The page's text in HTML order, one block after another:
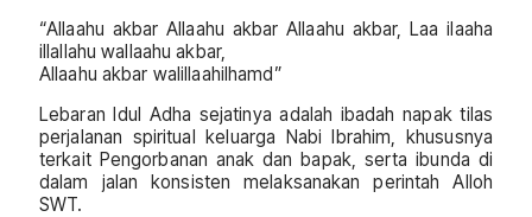
“Allaahu akbar Allaahu akbar Allaahu akbar, Laa ilaaha
illallahu wallaahu akbar,
Allaahu akbar walillaahilhamd”
Lebaran Idul Adha sejatinya adalah ibadah napak tilas
perjalanan spiritual keluarga Nabi Ibrahim, khususnya
terkait Pengorbanan anak dan bapak, serta ibunda di
dalam jalan konsisten melaksanakan perintah Alloh
SWT.